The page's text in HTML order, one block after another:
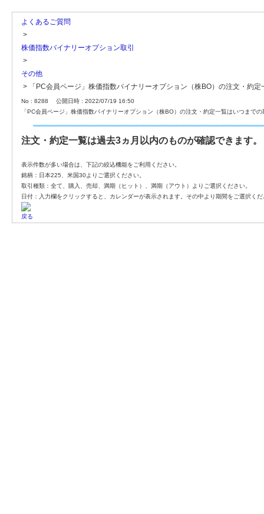
よくあるご質問
>
株価指数バイナリーオプション取引
>
その他
>
「PC会員ページ」株価指数バイナリーオプション（株BO）の注文・約
No : 8288
公開日時 : 2022/07/19 16:50
「PC会員ページ」株価指数バイナリーオプション（株BO）の注文・約定一覧はいつまで
注文・約定一覧は過去3ヵ月以内のものが確認できます。
表示件数が多い場合は、下記の絞込機能をご利用ください。
銘柄：日本225、米国30よりご選択ください。
取引種類：全て、購入、売却、満期（ヒット）、満期（アウト）よりご選択ください。
日付：入力欄をクリックすると、カレンダーが表示されます。その中より期間をご選択く
戻る